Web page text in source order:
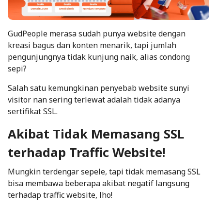
GudPeople merasa sudah punya website dengan
kreasi bagus dan konten menarik, tapi jumlah
pengunjungnya tidak kunjung naik, alias condong
sepi?
Salah satu kemungkinan penyebab website sunyi
visitor nan sering terlewat adalah tidak adanya
sertifikat SSL.
Akibat Tidak Memasang SSL
terhadap Traffic Website!
Mungkin terdengar sepele, tapi tidak memasang SSL
bisa membawa beberapa akibat negatif langsung
terhadaptrafficwebsite, lho!